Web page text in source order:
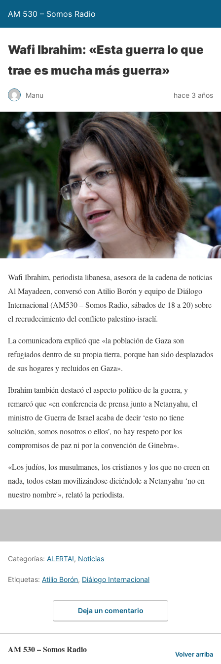
AM 530 – Somos Radio
Wafi Ibrahim: «Esta guerra lo que
trae es mucha más guerra»
Manu hace 3 años
Wafi Ibrahim, periodista libanesa, asesora de la cadena de noticias
Al Mayadeen, conversó con Atilio Borón y equipo de Diálogo
Internacional (AM530 – Somos Radio, sábados de 18 a 20) sobre
el recrudecimiento del conflicto palestino-israelí.
La comunicadora explicó que «la población de Gaza son
refugiados dentro de su propia tierra, porque han sido desplazados
de sus hogares y recluidos en Gaza».
Ibrahim también destacó el aspecto político de la guerra, y
remarcó que «en conferencia de prensa junto a Netanyahu, el
ministro de Guerra de Israel acaba de decir ‘esto no tiene
solución, somos nosotros o ellos’, no hay respeto por los
compromisos de paz ni por la convención de Ginebra».
«Los judíos, los musulmanes, los cristianos y los que no creen en
nada, todos estan movilizándose diciéndole a Netanyahu ‘no en
nuestro nombre'», relató la periodista.
Categorías: ALERTA!, Noticias
Etiquetas: Atilio Borón, Diálogo Internacional
Deja un comentario
AM 530 – Somos Radio Volver arriba